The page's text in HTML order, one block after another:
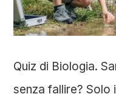
Quiz di Biologia.
senza fallire?